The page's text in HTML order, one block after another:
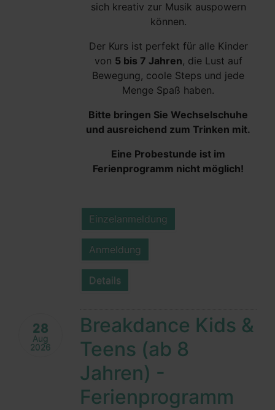
sich kreativ zur Musik auspowern
können.
Der Kurs ist perfekt für alle Kinder
von 5 bis 7 Jahren, die Lust auf
Bewegung, coole Steps und jede
Menge Spaß haben.
Bitte bringen Sie Wechselschuhe
und ausreichend zum Trinken mit.
Eine Probestunde ist im
Ferienprogramm nicht möglich!
Einzelanmeldung
Anmeldung
Details
28
Aug
2026
Breakdance Kids &
Teens (ab 8
Jahren) -
Ferienprogramm